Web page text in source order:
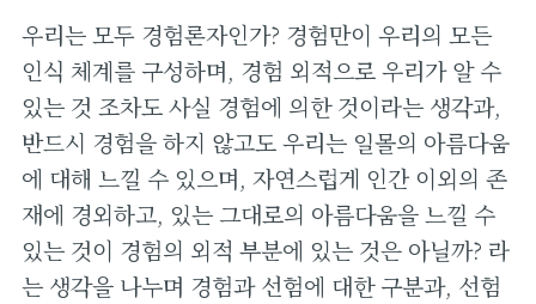
우리는 모두 경험론자인가? 경험만이 우리의 모든
인식 체계를 구성하며, 경험 외적으로 우리가 알 수
있는 것 조차도 사실 경험에 의한 것이라는 생각과,
반드시 경험을 하지 않고도 우리는 일몰의 아름다움
에 대해 느낄 수 있으며, 자연스럽게 인간 이외의 존
재에 경외하고, 있는 그대로의 아름다움을 느낄 수
있는 것이 경험의 외적 부분에 있는 것은 아닐까? 라
는 생각을 나누며 경험과 선험에 대한 구분과, 선험